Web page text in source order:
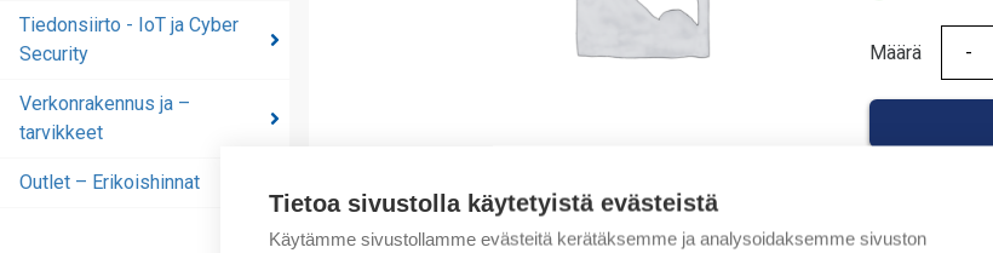
Tietoa sivustolla käytetyistä evästeistä
Käytämme sivustollamme evästeitä kerätäksemme ja analysoidaksemme sivuston
Tiedonsiirto - IoT ja Cyber
Security
Verkonrakennus ja –
tarvikkeet
Outlet – Erikoishinnat
Outlet – Erikoishinnat
Määrä
Määrä
Tuotekoodit